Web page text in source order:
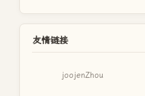
友情链接
joojenZhou